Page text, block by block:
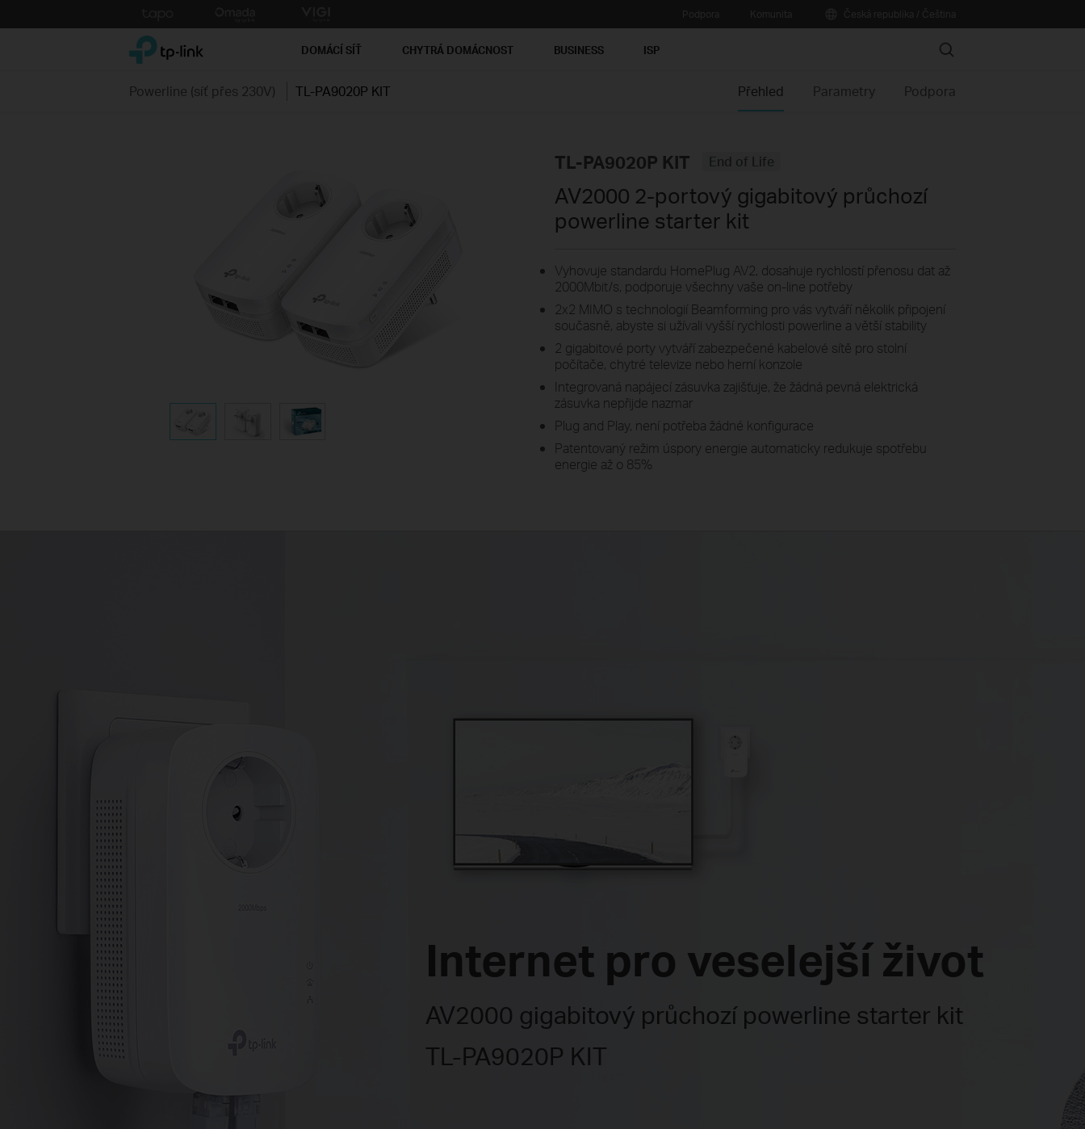
to
TP-Link, Reliably Smart DOMÁCÍ SÍŤ CHYTRÁ DOMÁCNOST BUSINESS ISP Search
Powerline (síť přes 230V) TL-PA9020P KIT Přehled Parametry Podpora
TL-PA9020P KIT End of Life
AV2000 2-portový gigabitový průchozí
powerline starter kit
Vyhovuje standardu HomePlug AV2, dosahuje rychlostí přenosu dat až
2000Mbit/s, podporuje všechny vaše on-line potřeby
2x2 MIMO s technologií Beamforming pro vás vytváří několik připojení
současně, abyste si užívali vyšší rychlosti powerline a větší stability
2 gigabitové porty vytváří zabezpečené kabelové sítě pro stolní
počítače, chytré televize nebo herní konzole
Integrovaná napájecí zásuvka zajišťuje, že žádná pevná elektrická
zásuvka nepřijde nazmar
Plug and Play, není potřeba žádné konfigurace
Patentovaný režim úspory energie automaticky redukuje spotřebu
energie až o 85%
Internet pro veselejší život
AV2000 gigabitový průchozí powerline starter kit
TL-PA9020P KIT